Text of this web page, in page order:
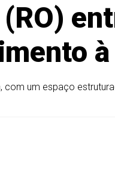
um espaço